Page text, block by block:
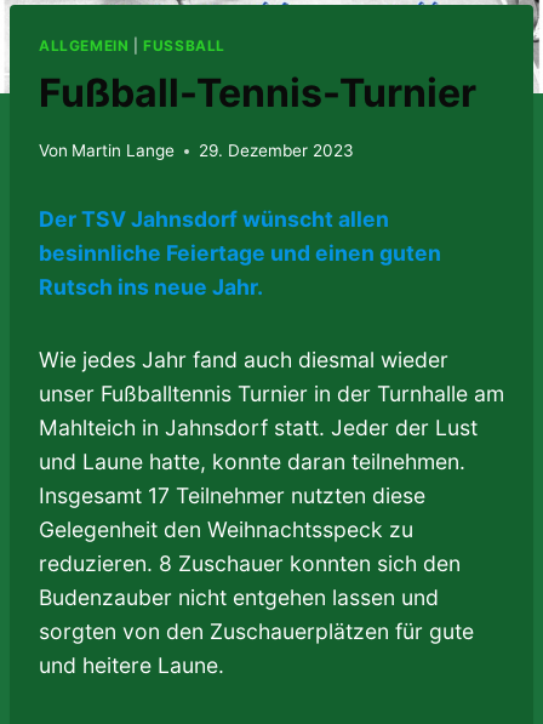
ALLGEMEIN |FUSSBALL
Fußball-Tennis-Turnier
Von Martin Lange 29. Dezember 2023
Der TSV Jahnsdorf wünscht allen
besinnliche Feiertage und einen guten
Rutsch ins neue Jahr.
Wie jedes Jahr fand auch diesmal wieder
unser Fußballtennis Turnier in der Turnhalle am
Mahlteich in Jahnsdorf statt. Jeder der Lust
und Laune hatte, konnte daran teilnehmen.
Insgesamt 17 Teilnehmer nutzten diese
Gelegenheit den Weihnachtsspeck zu
reduzieren. 8 Zuschauer konnten sich den
Budenzauber nicht entgehen lassen und
sorgten von den Zuschauerplätzen für gute
und heitere Laune.